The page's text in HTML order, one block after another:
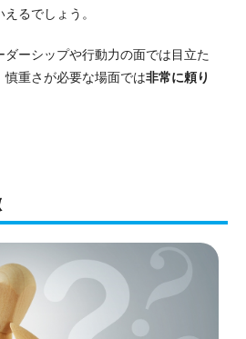
るでしょう。
ダーシップや行動力の面では目立た
重さが必要な場面では非常に頼り